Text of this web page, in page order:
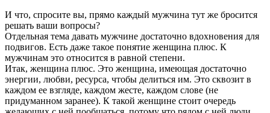
И что, спросите вы, прямо каждый мужчина тут же бросится
решать ваши вопросы?
Отдельная тема давать мужчине достаточно вдохновения для
подвигов. Есть даже такое понятие женщина плюс. К
мужчинам это относится в равной степени.
Итак, женщина плюс. Это женщина, имеющая достаточно
энергии, любви, ресурса, чтобы делиться им. Это сквозит в
каждом ее взгляде, каждом жесте, каждом слове (не
придуманном заранее). К такой женщине стоит очередь